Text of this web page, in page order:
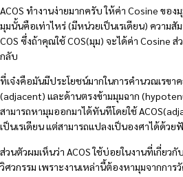
ACOS ทำงานง่ายมากครับ ให้ค่า Cosine ขอ
มุมนั้นคือเท่าไหร่ (มีหน่วยเป็นเรเดียน) ความ
COS ซึ่งถ้าคุณใช้ COS(มุม) จะได้ค่า Cosine ส่
กลับ
ที่เจ๋งคือมันมีประโยชน์มากในการคำนวณเรข
(adjacent) และด้านตรงข้ามมุมฉาก
สามารถหามุมออกมาได้ทันทีโดยใช้
เป็นเรเดียน แต่สามารถแปลงเป็นองศาได้ด้วยฟั
ส่วนตัวผมเห็นว่า ACOS ใช้บ่อยในงานที่เกี่ยว
วิศวกรรม เพราะงานเหล่านี้ต้องหามุมจากการ